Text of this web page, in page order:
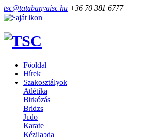
tsc@tatabanyaisc.hu +36 70 381 6777
Főoldal
Hírek
Szakosztályok
Atlétika
Birkózás
Bridzs
Judo
Karate
Kézilabda